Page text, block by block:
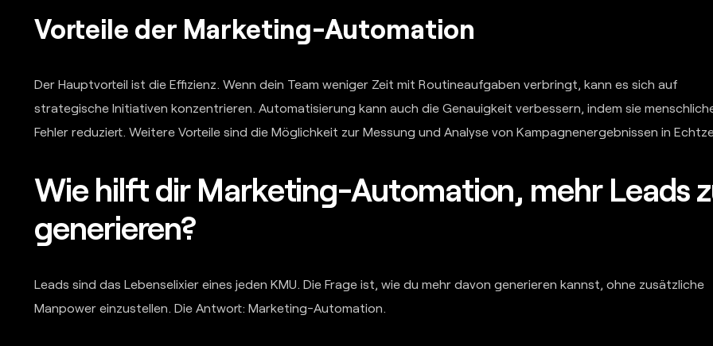
Vorteile der Marketing-Automation
Der Hauptvorteil ist die Effizienz. Wenn dein Team weniger Zeit mit Routineaufgaben verbringt, kann es sich auf
strategische Initiativen konzentrieren. Automatisierung kann auch die Genauigkeit verbessern, indem sie
Fehler reduziert. Weitere Vorteile sind die Möglichkeit zur Messung und Analyse von Kampagnenergebnissen in
Wie hilft dir Marketing-Automation, mehr Leads
generieren?
Leads sind das Lebenselixier eines jeden KMU. Die Frage ist, wie du mehr davon generieren kannst, ohne zusätzliche
Manpower einzustellen. Die Antwort: Marketing-Automation.